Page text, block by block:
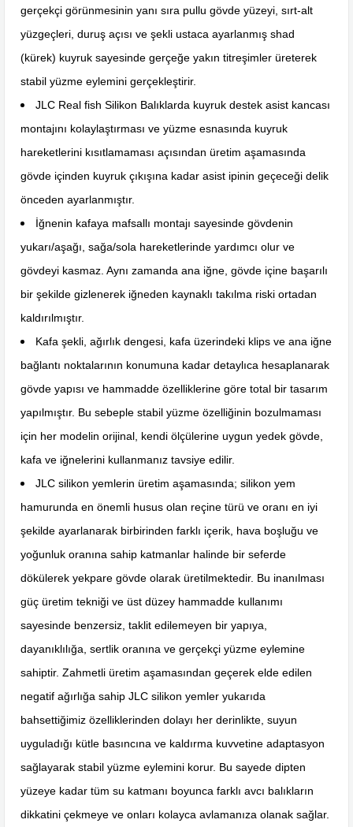
gerçekçi görünmesinin yanı sıra pullu gövde yüzeyi, sırt-alt
yüzgeçleri, duruş açısı ve şekli ustaca ayarlanmış shad
(kürek) kuyruk sayesinde gerçeğe yakın titreşimler üreterek
stabil yüzme eylemini gerçekleştirir.
JLC Real fish Silikon Balıklarda kuyruk destek asist kancası
montajını kolaylaştırması ve yüzme esnasında kuyruk
hareketlerini kısıtlamaması açısından üretim aşamasında
gövde içinden kuyruk çıkışına kadar asist ipinin geçeceği delik
önceden ayarlanmıştır.
İğnenin kafaya mafsallı montajı sayesinde gövdenin
yukarı/aşağı, sağa/sola hareketlerinde yardımcı olur ve
gövdeyi kasmaz. Aynı zamanda ana iğne, gövde içine başarılı
bir şekilde gizlenerek iğneden kaynaklı takılma riski ortadan
kaldırılmıştır.
Kafa şekli, ağırlık dengesi, kafa üzerindeki klips ve ana iğne
bağlantı noktalarının konumuna kadar detaylıca hesaplanarak
gövde yapısı ve hammadde özelliklerine göre total bir tasarım
yapılmıştır. Bu sebeple stabil yüzme özelliğinin bozulmaması
için her modelin orijinal, kendi ölçülerine uygun yedek gövde,
kafa ve iğnelerini kullanmanız tavsiye edilir.
JLC silikon yemlerin üretim aşamasında; silikon yem
hamurunda en önemli husus olan reçine türü ve oranı en iyi
şekilde ayarlanarak birbirinden farklı içerik, hava boşluğu ve
yoğunluk oranına sahip katmanlar halinde bir seferde
dökülerek yekpare gövde olarak üretilmektedir. Bu inanılması
güç üretim tekniği ve üst düzey hammadde kullanımı
sayesinde benzersiz, taklit edilemeyen bir yapıya,
dayanıklılığa, sertlik oranına ve gerçekçi yüzme eylemine
sahiptir. Zahmetli üretim aşamasından geçerek elde edilen
negatif ağırlığa sahip JLC silikon yemler yukarıda
bahsettiğimiz özelliklerinden dolayı her derinlikte, suyun
uyguladığı kütle basıncına ve kaldırma kuvvetine adaptasyon
sağlayarak stabil yüzme eylemini korur. Bu sayede dipten
yüzeye kadar tüm su katmanı boyunca farklı avcı balıkların
dikkatini çekmeye ve onları kolayca avlamanıza olanak sağlar.